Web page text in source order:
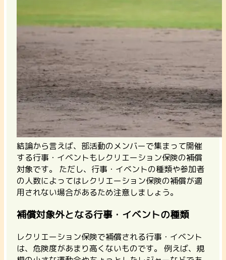
結論から言えば、部活動のメンバーで集まって開催
する行事・イベントもレクリエーション保険の補償
対象です。
ただし、行事・イベントの種類や参加者
の人数によってはレクリエーション保険の補償が適
用されない場合があるため注意しましょう。
補償対象外となる行事・イベントの種類
レクリエーション保険で補償される行事・イベント
は、危険度があまり高くないものです。 例えば、規